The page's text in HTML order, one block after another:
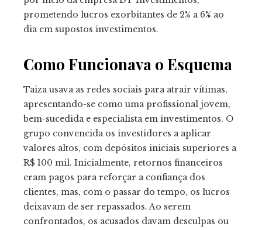
prometendo lucros exorbitantes de 2% a 6% ao
dia em supostos investimentos.
Como Funcionava o Esquema
Taiza usava as redes sociais para atrair vítimas,
apresentando-se como uma profissional jovem,
bem-sucedida e especialista em investimentos. O
grupo convencida os investidores a aplicar
valores altos, com depósitos iniciais superiores a
R$ 100 mil. Inicialmente, retornos financeiros
eram pagos para reforçar a confiança dos
clientes, mas, com o passar do tempo, os lucros
deixavam de ser repassados. Ao serem
confrontados, os acusados davam desculpas ou